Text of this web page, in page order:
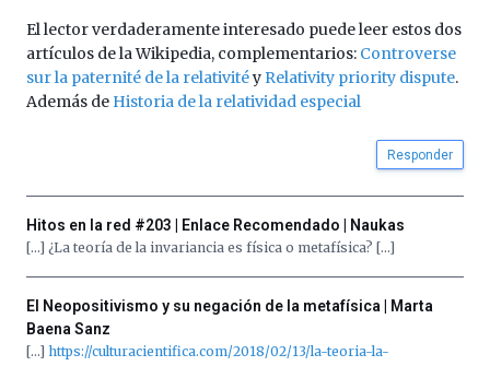
El lector verdaderamente interesado puede leer estos dos
artículos de la Wikipedia, complementarios: Controverse
sur la paternité de la relativitéy Relativity priority dispute.
Además de Historia de la relatividad especial
Responder
Hitos en la red #203 | Enlace Recomendado | Naukas
[…] ¿La teoría de la invariancia es física o metafísica? […]
El Neopositivismo y su negación de la metafísica | Marta
Baena Sanz
[…] https://culturacientifica.com/2018/02/13/la-teoria-la-